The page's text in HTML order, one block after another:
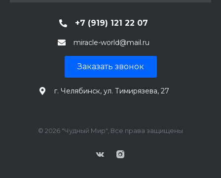
+7 (919) 121 22 07
miracle-world@mail.ru
Заказать звонок
г. Челябинск, ул. Тимирязева, 27
© 2026 "Чудный Мир", Все права защищены